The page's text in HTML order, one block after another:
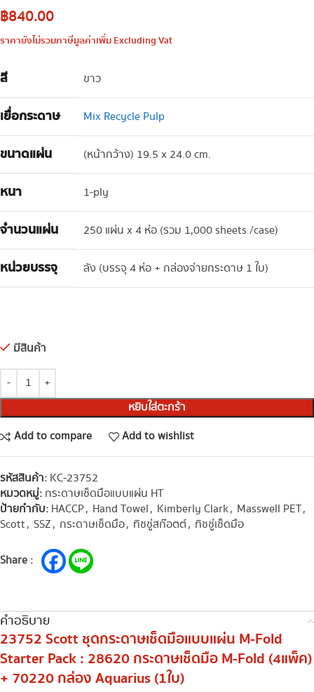
฿840.00
ราคายังไม่รวมภาษีมูลค่าเพิ่ม Excluding Vat
สี ขาว
เยื่อกระดาษ Mix Recycle Pulp
ขนาดแผ่น (หน้ากว้าง) 19.5 x 24.0 cm.
หนา 1-ply
จำนวนแผ่น 250 แผ่น x 4 ห่อ (รวม 1,000 sheets /case)
หน่วยบรรจุ ลัง (บรรจุ 4 ห่อ + กล่องจ่ายกระดาษ 1 ใบ)
มีสินค้า
หยิบใส่ตะกร้า
Add to compare
Add to wishlist
รหัสสินค้า: KC-23752
หมวดหมู่: กระดาษเช็ดมือแบบแผ่น HT
ป้ายกำกับ: HACCP, Hand Towel, Kimberly Clark, Masswell PET,
Scott, SSZ, กระดาษเช็ดมือ, ทิชชู่สก๊อตต์, ทิชชู่เช็ดมือ
Share :
คำอธิบาย
23752 Scott ชุดกระดาษเช็ดมือแบบแผ่น M-Fold
Starter Pack : 28620 กระดาษเช็ดมือ M-Fold (4แพ็ค)
+ 70220 กล่อง Aquarius (1ใบ)